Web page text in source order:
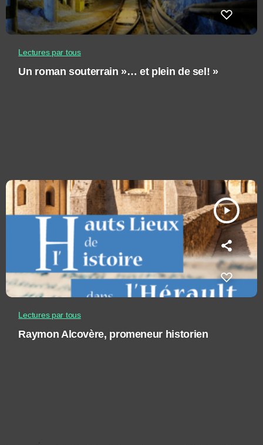
Lectures par tous
Un roman souterrain »… et plein de sel! »
play_arrow
Lectures par tous
Raymon Alcovère, promeneur historien